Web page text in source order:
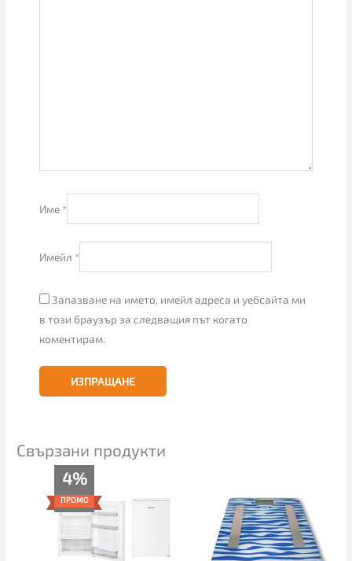
Име *
Имейл *
Запазване на името, имейл адреса и уебсайта ми
в този браузър за следващия път когато
коментирам.
Свързани продукти
4%
ПРОМО
235.00€
е:
225.00€
лв.).